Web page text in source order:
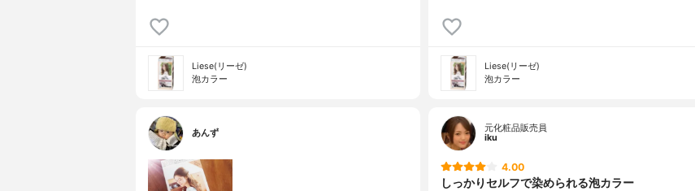
Liese(リーゼ)
泡カラー
Liese(リーゼ)
泡カラー
あんず
元化粧品販売員
iku
4.00
しっかりセルフで染められる泡カラー